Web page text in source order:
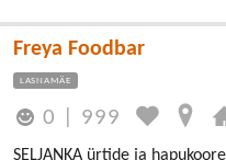
Freya Foodbar
LASNAMÄE
0 999
SELJANKA ürtide ja